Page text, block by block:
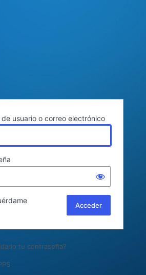
usuario o correo electrónico
tu contraseña?